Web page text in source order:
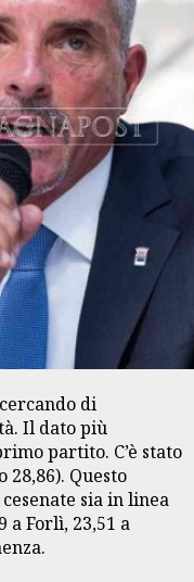
di
Il dato più
partito. C’è stato
28,86). Questo
sia in linea
a Forlì, 23,51 a